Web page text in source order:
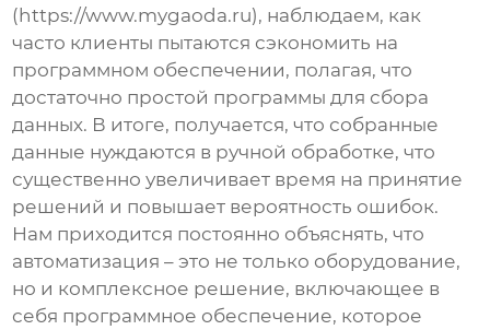
(https://www.mygaoda.ru), наблюдаем, как
часто клиенты пытаются сэкономить на
программном обеспечении, полагая, что
достаточно простой программы для сбора
данных. В итоге, получается, что собранные
данные нуждаются в ручной обработке, что
существенно увеличивает время на принятие
решений и повышает вероятность ошибок.
Нам приходится постоянно объяснять, что
автоматизация – это не только оборудование,
но и комплексное решение, включающее в
себя программное обеспечение, которое